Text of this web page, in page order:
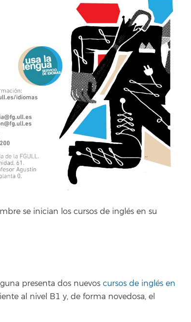
se inician los cursos de inglés en su
presenta dos nuevos cursos de inglés en
al nivel B1 y, de forma novedosa, el